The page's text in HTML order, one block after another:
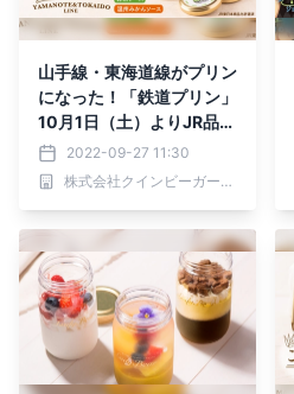
山手線・東海道線がプリン
になった！「鉄道プリン」
10月1日（土）よりJR品川
駅にて先行販売【パティス
リーQBG】
2022-09-27 11:30
株式会社クインビーガーデン